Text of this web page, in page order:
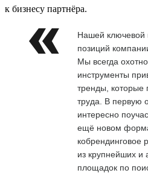
к бизнесу партнёра.
Нашей ключевой
позиций
Мы всегда
инструменты
тренды, которые
труда. В первую
интересно
ещё новом
кобрендинговое
из крупнейших и
площадок по